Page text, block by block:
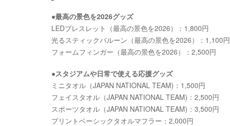
●最高の景色を2026グッズ
LEDブレスレット（最高の景色を2026）：1,800円
光るスティックバルーン（最高の景色を2026）：1,100円
フォームフィンガー（最高の景色を2026）：2,500円
●スタジアムや日常で使える応援グッズ
ミニタオル（JAPAN NATIONAL TEAM)：1,500円
フェイスタオル（JAPAN NATIONAL TEAM)：2,500円
スポーツタオル（JAPAN NATIONAL TEAM)：3,500円
プリントベーシックタオルマフラー：2,000円